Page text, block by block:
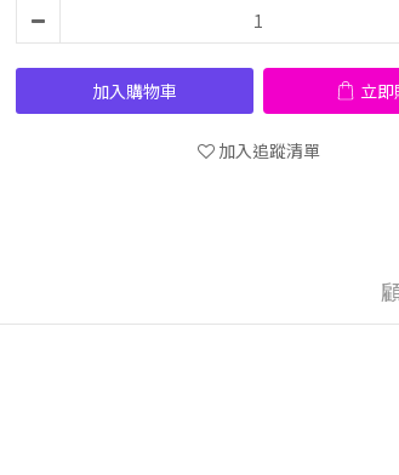
加入購物車 立即
加入追蹤清單